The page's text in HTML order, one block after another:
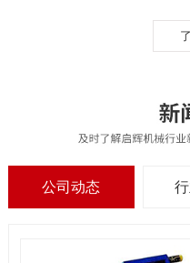
公司动态